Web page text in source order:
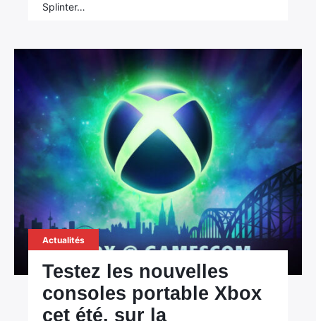
Splinter…
Actualités
Testez les nouvelles
consoles portable Xbox
cet été, sur la